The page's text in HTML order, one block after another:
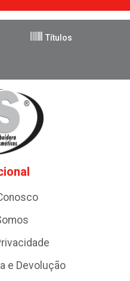
Títulos
e Devolução